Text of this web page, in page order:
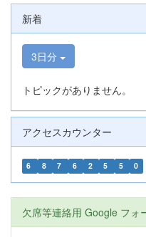
新着
3日分
トピックがありません。
アクセスカウンター
6 8 7 6 2 5 5 0
欠席等連絡用 Google フォ